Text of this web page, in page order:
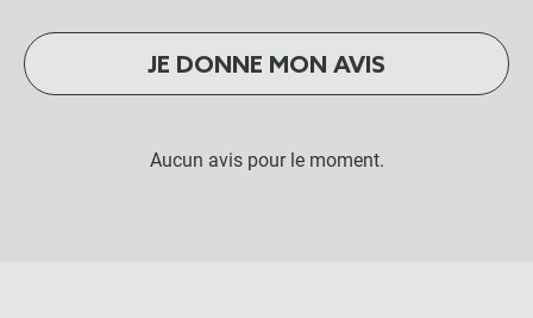
JE DONNE MON AVIS
Aucun avis pour le moment.